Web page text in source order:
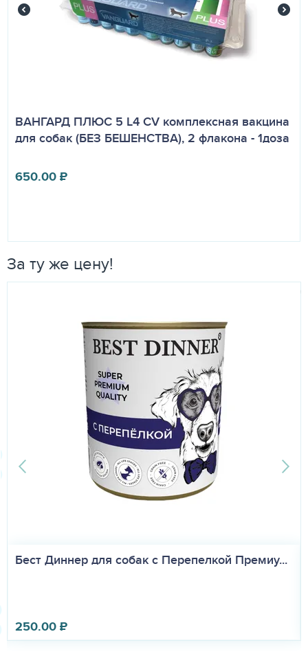
ВАНГАРД ПЛЮС 5 L4 CV комплексная вакцина
для собак (БЕЗ БЕШЕНСТВА), 2 флакона - 1доза
650.00₽
За ту же цену!
Бест Диннер для собак Ренал с Индейкой (B...
250.00₽